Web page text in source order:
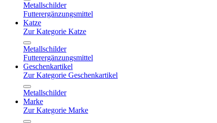
Metallschilder
Futterergänzungsmittel
Katze
Zur Kategorie Katze
Metallschilder
Futterergänzungsmittel
Geschenkartikel
Zur Kategorie Geschenkartikel
Metallschilder
Marke
Zur Kategorie Marke